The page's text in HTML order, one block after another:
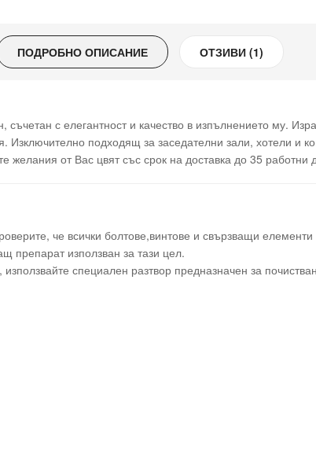
ПОДРОБНО ОПИСАНИЕ ОТЗИВИ (1)
с елегантност и качество в изпълнението му.
подходящ за заседателни зали, хотели и
от Вас цвят със срок на доставка до 35 работни
че всички болтове,винтове и свързващи елементи
препарат използван за тази цел.
специален разтвор предназначен за